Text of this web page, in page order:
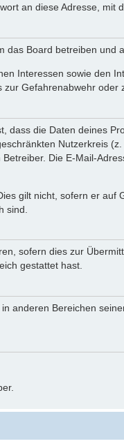
an diese Adresse, mit
Board betreiben und
Interessen sowie den
Gefahrenabwehr oder
die Daten deines
Nutzerkreis
Die E-Mail-
gilt nicht, sofern er
sind.
sofern dies zur
gestattet hast.
anderen Bereichen